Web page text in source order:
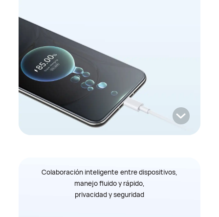
Colaboración inteligente entre dispositivos,
manejo fluido y rápido,
privacidad y seguridad